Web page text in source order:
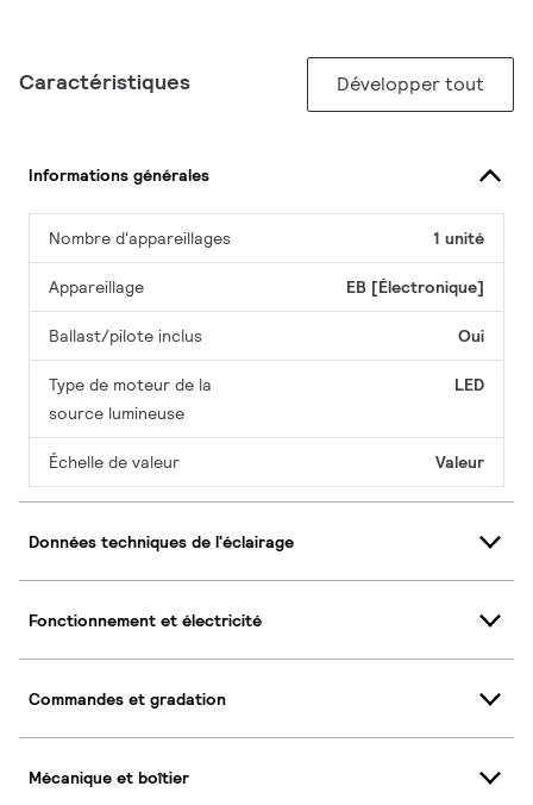
Caractéristiques Développer tout
Informations générales
Nombre d'appareillages 1 unité
Appareillage EB [Électronique]
Ballast/pilote inclus Oui
Type de moteur de la
source lumineuse
LED
Échelle de valeur Valeur
Données techniques de l'éclairage
Fonctionnement et électricité
Commandes et gradation
Mécanique et boîtier